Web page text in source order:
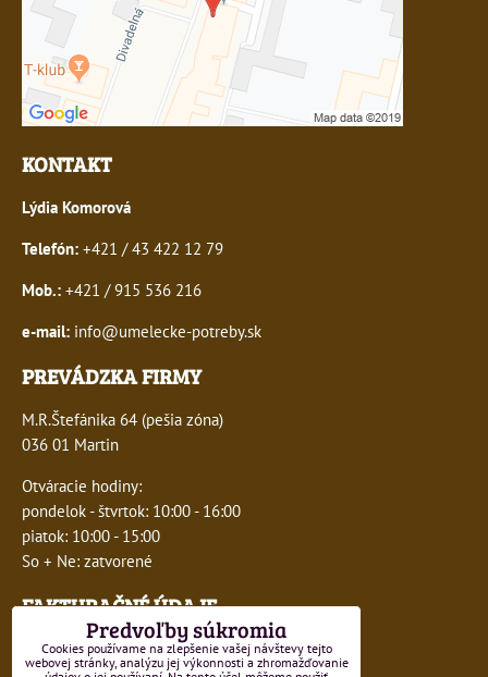
KONTAKT
Lýdia Komorová
Telefón: +421 / 43 422 12 79
Mob.: +421 / 915 536 216
e-mail: info@umelecke-potreby.sk
PREVÁDZKA FIRMY
M.R.Štefánika 64 (pešia zóna)
036 01 Martin
Otváracie hodiny:
pondelok - štvrtok: 10:00 - 16:00
piatok: 10:00 - 15:00
So + Ne: zatvorené
FAKTURAČNÉ ÚDAJE
IČO:41243277
Predvoľby súkromia
Cookies používame na zlepšenie vašej návštevy tejto
webovej stránky, analýzu jej výkonnosti a zhromažďovanie